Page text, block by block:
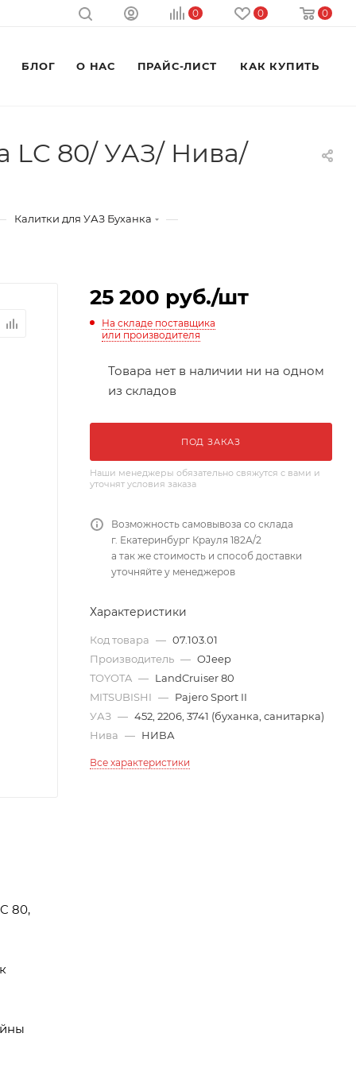
0 0 0
БЛОГ О НАС ПРАЙС-ЛИСТ КАК КУПИТЬ
LC 80/ УАЗ/ Нива/
Калитки для УАЗ Буханка —
80,
25 200 руб./шт
На складе поставщика
или производителя
Товара нет в наличии ни на одном
из складов
ПОД ЗАКАЗ
Наши менеджеры обязательно свяжутся с вами и
уточнят условия заказа
Возможность самовывоза со склада
г. Екатеринбург Крауля 182А/2
а так же стоимость и способ доставки
уточняйте у менеджеров
Характеристики
Код товара — 07.103.01
Производитель — OJeep
TOYOTA — LandCruiser 80
MITSUBISHI — Pajero Sport II
УАЗ — 452, 2206, 3741 (буханка, санитарка)
Нива — НИВА
Все характеристики